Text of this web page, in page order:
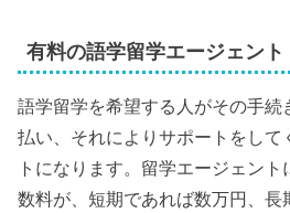
有料の語学留学エージェント
語学留学を希望する人がその手続
払い、それによりサポートをして
トになります。留学エージェン
数料が、短期であれば数万円、長